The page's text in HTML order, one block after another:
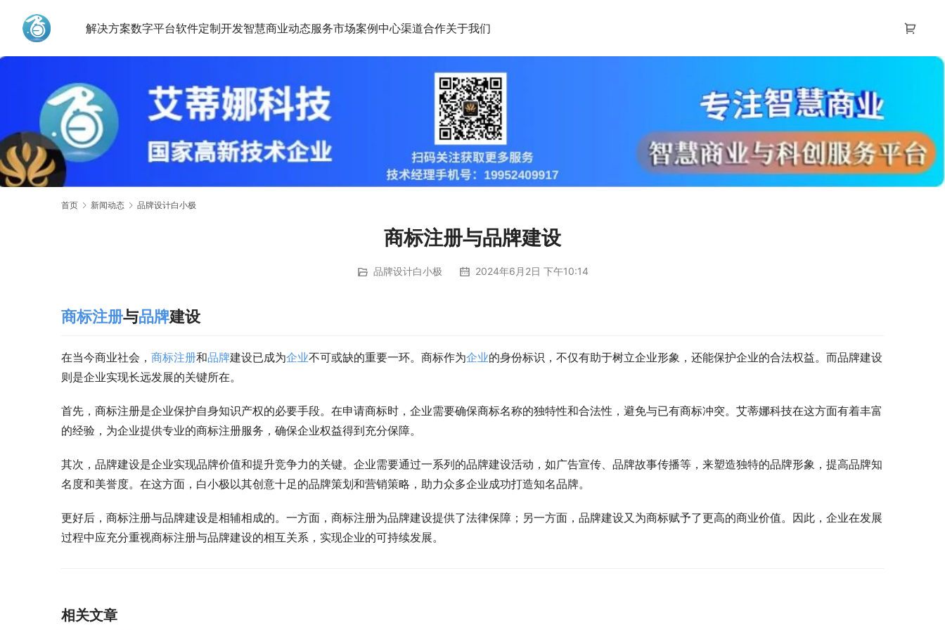
解决方案数字平台软件定制开发智慧商业动态服务市场案例中心渠道合作关于我们
首页 新闻动态 品牌设计白小极
商标注册与品牌建设
品牌设计白小极 2024年6月2日 下午10:14
商标注册与品牌建设
在当今商业社会， 商标注册和品牌建设已成为企业不可或缺的重要一环。商标作为企业的身份标识，不仅有助于树立企业形象，还能保护企业的合法权益。而品牌建设
则是企业实现长远发展的关键所在。
首先，商标注册是企业保护自身知识产权的必要手段。在申请商标时，企业需要确保商标名称的独特性和合法性，避免与已有商标冲突。艾蒂娜科技在这方面有着丰富
的经验，为企业提供专业的商标注册服务，确保企业权益得到充分保障。
其次，品牌建设是企业实现品牌价值和提升竞争力的关键。企业需要通过一系列的品牌建设活动，如广告宣传、品牌故事传播等，来塑造独特的品牌形象，提高品牌知
名度和美誉度。在这方面，白小极以其创意十足的品牌策划和营销策略，助力众多企业成功打造知名品牌。
更好后，商标注册与品牌建设是相辅相成的。一方面，商标注册为品牌建设提供了法律保障；另一方面，品牌建设又为商标赋予了更高的商业价值。因此，企业在发展
过程中应充分重视商标注册与品牌建设的相互关系，实现企业的可持续发展。
相关文章